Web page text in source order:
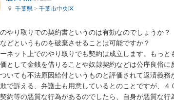
千葉県 > 千葉市中央区
やり取りでの契約書というのは有効なのでしょうか？
どというものを破棄させることは可能ですか？
ネット上でのやり取りでも契約は成立します。もっと
として金銭を借りることや奴隷契約などは公序良俗に
いても不法原因給付というものと評価されて返済義務
で訴える、弁護士も用意しているとのことですが、
約等の悪質な行為があるのでしたら、自身が悪質な